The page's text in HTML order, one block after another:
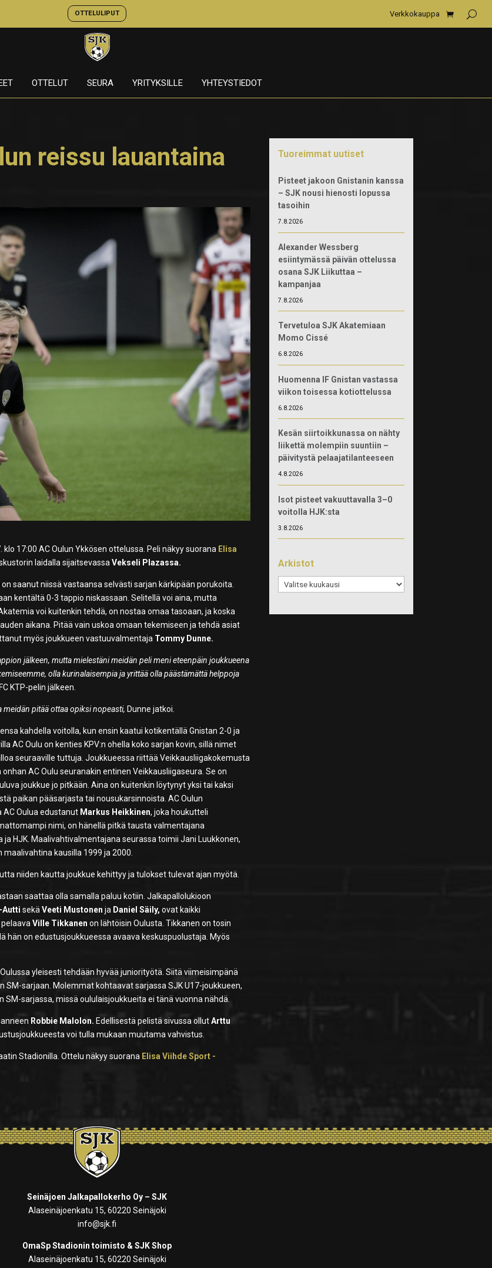
OTTELULIPUT Verkkokauppa
OTTELUT SEURA YRITYKSILLE YHTEYSTIEDOT
reissu lauantaina
17:00 AC Oulun Ykkösen ottelussa. Peli näkyy suorana Elisa
laidalla sijaitsevassaVekseli Plazassa.
saanut niissä vastaansa selvästi sarjan kärkipään porukoita.
kentältä 0-3 tappio niskassaan. Selitellä voi aina, mutta
voi kuitenkin tehdä, on nostaa omaa tasoaan, ja koska
aikana. Pitää vain uskoa omaan tekemiseen ja tehdä asiat
myös joukkueen vastuuvalmentaja Tommy Dunne.
jälkeen, mutta mielestäni meidän peli meni eteenpäin joukkueena
olla kurinalaisempia ja yrittää olla päästämättä helppoja
KTP-pelin jälkeen.
meidän pitää ottaa opiksi nopeasti, Dunne jatkoi.
kahdella voitolla, kun ensin kaatui kotikentällä Gnistan 2-0 ja
AC Oulu on kenties KPV:n ohella koko sarjan kovin, sillä nimet
seuraaville tuttuja. Joukkueessa riittää Veikkausliigakokemusta
AC Oulu seuranakin entinen Veikkausliigaseura. Se on
joukkue jo pitkään. Aina on kuitenkin löytynyt yksi tai kaksi
paikan pääsarjasta tai nousukarsinnoista. AC Oulun
Oulua edustanut Markus Heikkinen, joka houkutteli
nimi, on hänellä pitkä tausta valmentajana
ja HJK. Maalivahtivalmentajana seurassa toimii Jani Luukkonen,
kausilla 1999 ja 2000.
niiden kautta joukkue kehittyy ja tulokset tulevat ajan myötä.
saattaa olla samalla paluu kotiin. Jalkapallolukioon
Autti sekäVeeti Mustonen ja Daniel Säily, ovat kaikki
pelaavaVille Tikkanen on lähtöisin Oulusta. Tikkanen on tosin
on edustusjoukkueessa avaava keskuspuolustaja. Myös
yleisesti tehdään hyvää juniorityötä. Siitä viimeisimpänä
SM-sarjaan. Molemmat kohtaavat sarjassa SJK U17-joukkueen,
sarjassa, missä oululaisjoukkueita ei tänä vuonna nähdä.
Robbie Malolon. Edellisestä pelistä sivussa ollutArttu
voi tulla mukaan muutama vahvistus.
Stadionilla. Ottelu näkyy suorana Elisa Viihde Sport -
Tuoreimmat uutiset
Pisteet jakoon Gnistanin kanssa
– SJK nousi hienosti lopussa
tasoihin
7.8.2026
Alexander Wessberg
esiintymässä päivän ottelussa
osana SJK Liikuttaa –
kampanjaa
7.8.2026
Tervetuloa SJK Akatemiaan
Momo Cissé
6.8.2026
Huomenna IF Gnistan vastassa
viikon toisessa kotiottelussa
6.8.2026
Kesän siirtoikkunassa on nähty
liikettä molempiin suuntiin –
päivitystä pelaajatilanteeseen
4.8.2026
Isot pisteet vakuuttavalla 3–0
voitolla HJK:sta
3.8.2026
Arkistot
Arkistot
Seinäjoen Jalkapallokerho Oy – SJK
Alaseinäjoenkatu 15, 60220 Seinäjoki
info@sjk.fi
OmaSp Stadionin toimisto & SJK Shop
Alaseinäjoenkatu 15, 60220 Seinäjoki